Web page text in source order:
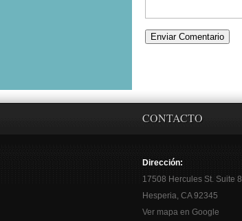
CONTACTO
Dirección:
17508 Hercules St. Suite 8
Hesperia, CA 92345
Ver mapa en Google